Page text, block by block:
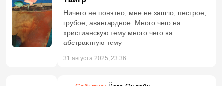
Ничего не понятно, мне не зашло, пестрое,
грубое, авангардное. Много чего на
христианскую тему много чего на
абстрактную тему
31 августа 2025, 23:36